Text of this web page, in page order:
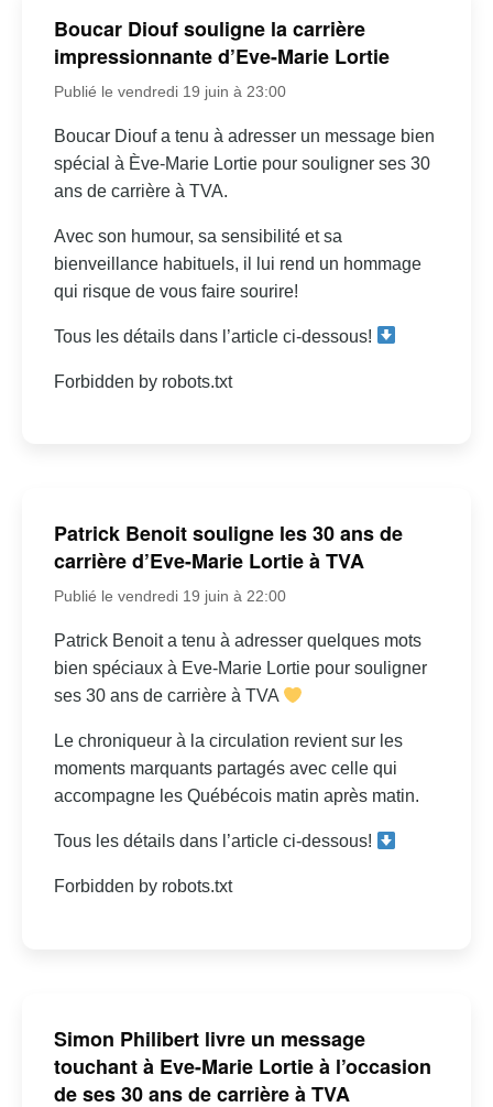
Boucar Diouf souligne la carrière
impressionnante d’Eve-Marie Lortie
Publié le vendredi 19 juin à 23:00
Boucar Diouf a tenu à adresser un message bien
spécial à Ève-Marie Lortie pour souligner ses 30
ans de carrière à TVA.
Avec son humour, sa sensibilité et sa
bienveillance habituels, il lui rend un hommage
qui risque de vous faire sourire!
Tous les détails dans l’article ci-dessous!
Forbidden by robots.txt
Patrick Benoit souligne les 30 ans de
carrière d’Eve-Marie Lortie à TVA
Publié le vendredi 19 juin à 22:00
Patrick Benoit a tenu à adresser quelques mots
bien spéciaux à Eve-Marie Lortie pour souligner
ses 30 ans de carrière à TVA
Le chroniqueur à la circulation revient sur les
moments marquants partagés avec celle qui
accompagne les Québécois matin après matin.
Tous les détails dans l’article ci-dessous!
Forbidden by robots.txt
Simon Philibert livre un message
touchant à Eve-Marie Lortie à l’occasion
de ses 30 ans de carrière à TVA